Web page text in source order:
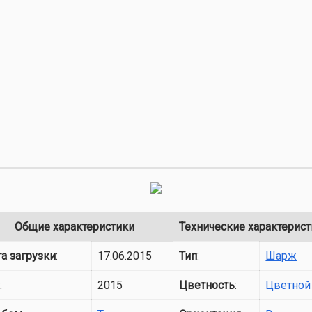
Общие характеристики Технические
загрузки: 17.06.2015 Тип: Шарж
: 2015 Цветность: Цветной